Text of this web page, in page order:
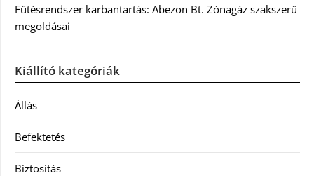
Fűtésrendszer karbantartás: Abezon Bt. Zónagáz szakszerű
megoldásai
Kiállító kategóriák
Állás
Befektetés
Biztosítás